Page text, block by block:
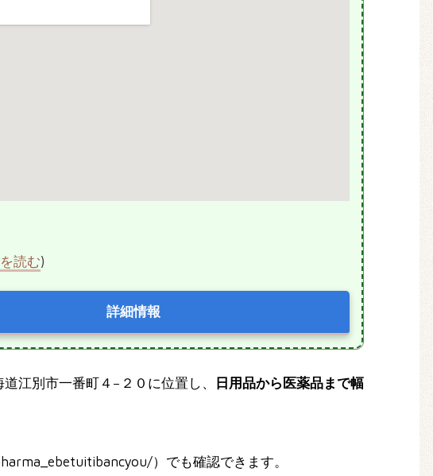
読む)
詳細情報
江別市一番町４−２０に位置し、 日用品から医薬品まで幅
）でも確認できます。